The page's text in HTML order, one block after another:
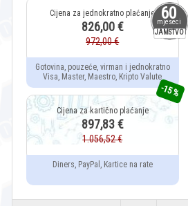
60
mjeseci
JAMSTVO
826,00 €
972,00 €
Gotovina, pouzeće, virman i jednokratno
Visa, Master, Maestro, Kripto Valute
-15 %
897,83 €
1.056,52 €
Diners, PayPal, Kartice na rate